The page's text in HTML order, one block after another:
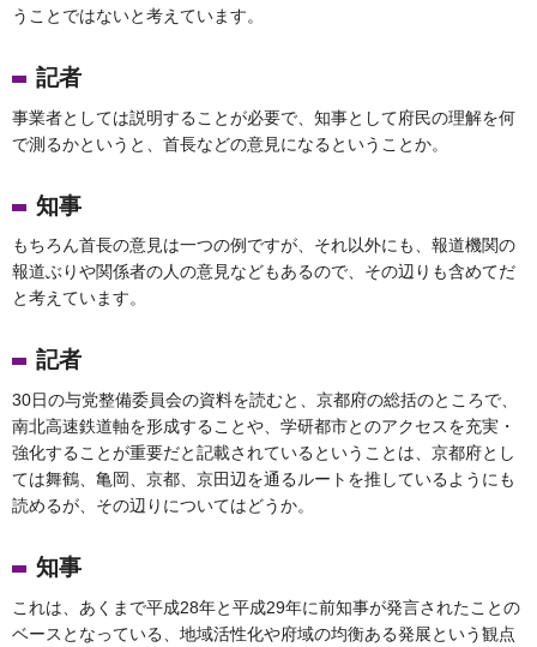
うことではないと考えています。
記者
事業者としては説明することが必要で、知事として府民の理解を何
で測るかというと、首長などの意見になるということか。
知事
もちろん首長の意見は一つの例ですが、それ以外にも、報道機関の
報道ぶりや関係者の人の意見などもあるので、その辺りも含めてだ
と考えています。
記者
30日の与党整備委員会の資料を読むと、京都府の総括のところで、
南北高速鉄道軸を形成することや、学研都市とのアクセスを充実・
強化することが重要だと記載されているということは、京都府とし
ては舞鶴、亀岡、京都、京田辺を通るルートを推しているようにも
読めるが、その辺りについてはどうか。
知事
これは、あくまで平成28年と平成29年に前知事が発言されたことの
ベースとなっている、地域活性化や府域の均衡ある発展という観点